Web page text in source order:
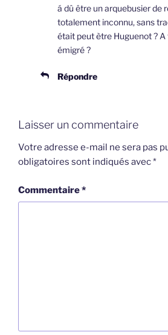
á dû être un arquebusier de
totalement inconnu, sans
était peut ètre Huguenot ? A
émigré ?
Répondre
Laisser un commentaire
Votre adresse e-mail ne sera pas
obligatoires sont indiqués avec*
Commentaire*